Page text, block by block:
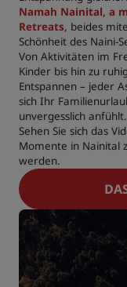
Namah Nainital, a
Retreats, beides
Schönheit des Naini-
Von Aktivitäten im
Kinder bis hin zu
Entspannen – jeder
sich Ihr
unvergesslich anfühlt.
Sehen Sie sich das
Momente in Nainital
werden.